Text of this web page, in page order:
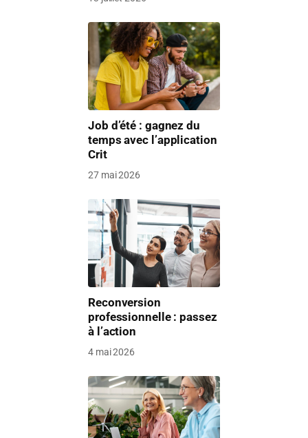
Job d’été : gagnez du
temps avec l’application
Crit
27 mai 2026
Reconversion
professionnelle : passez
à l’action
4 mai 2026